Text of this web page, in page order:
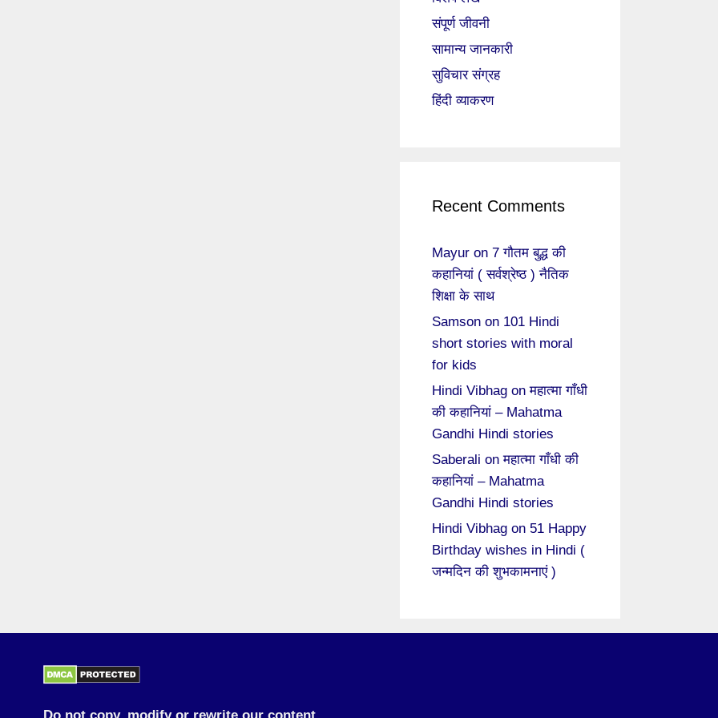
संपूर्ण जीवनी
सामान्य जानकारी
सुविचार संग्रह
हिंदी व्याकरण
Recent Comments
Mayur on 7 गौतम बुद्ध की
कहानियां ( सर्वश्रेष्ठ ) नैतिक
शिक्षा के साथ
Samson on 101 Hindi
short stories with moral
for kids
Hindi Vibhag onमहात्मा गाँधी
की कहानियां – Mahatma
Gandhi Hindi stories
Saberali onमहात्मा गाँधी की
कहानियां – Mahatma
Gandhi Hindi stories
Hindi Vibhag on 51 Happy
Birthday wishes in Hindi (
जन्मदिन की शुभकामनाएं )